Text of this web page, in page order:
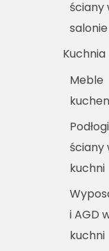
ściany
salonie
Kuchnia
Meble
ściany
kuchni
i AGD
kuchni